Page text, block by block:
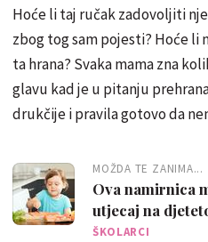
Hoće li taj ručak zadovoljiti
zbog tog sam pojesti? Hoće li
ta hrana? Svaka mama zna
glavu kad je u pitanju
drukčije i pravila gotovo da
MOŽDA TE ZANIMA...
Ova namirnica
utjecaj na
preporuka je
ŠKOLARCI